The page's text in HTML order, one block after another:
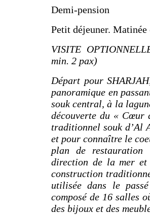
Demi-pension
Petit déjeuner. Matinée
VISITE
min. 2 pax)
Départ pourSHARJAH
panoramique en
souk central, à la
découverte du « Cœur
traditionnel souk d’Al
et pour connaître le
plan de
direction de la mer
construction
utilisée dans le
composé de 16 salles
des bijoux et des